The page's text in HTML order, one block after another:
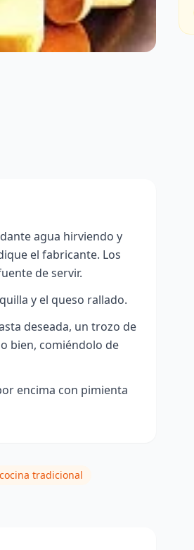
agua hirviendo y
el fabricante. Los
de servir.
y el queso rallado.
deseada, un trozo de
bien, comiéndolo de
encima con pimienta
tradicional